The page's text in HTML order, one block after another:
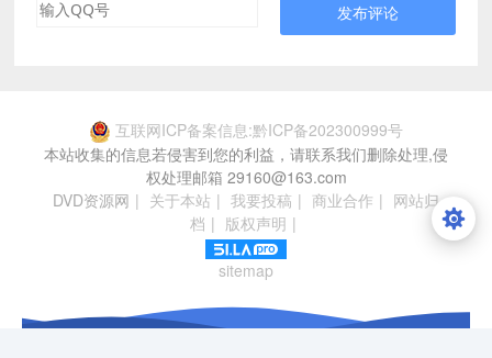
发布评论
互联网ICP备案信息:黔ICP备202300999号
本站收集的信息若侵害到您的利益，请联系我们删除处理,侵
权处理邮箱 29160@163.com
DVD资源网 | 关于本站 | 我要投稿 | 商业合作 | 网站归
档 | 版权声明 |
sitemap